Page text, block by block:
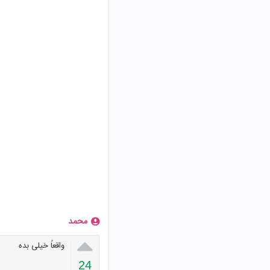
محمد

24
واقعاً خیلی بده